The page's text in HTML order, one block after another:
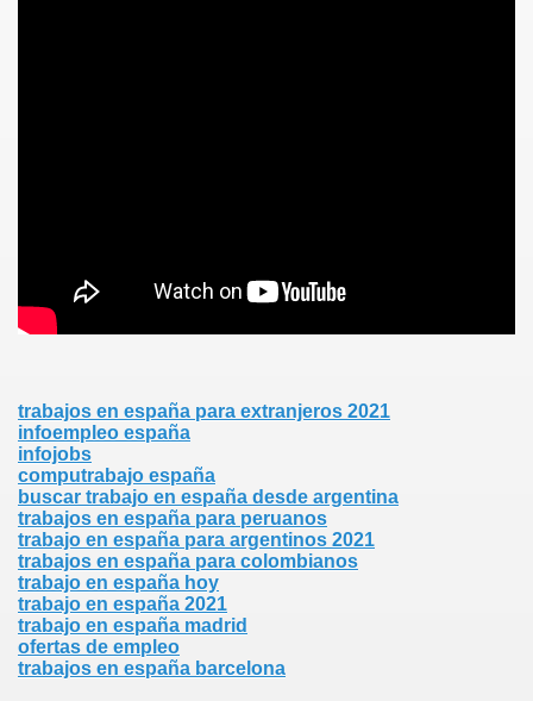
trabajos en españa para extranjeros 2021
infoempleo españa
infojobs
computrabajo españa
buscar trabajo en españa desde argentina
trabajos en españa para peruanos
trabajo en españa para argentinos 2021
trabajos en españa para colombianos
trabajo en españa hoy
trabajo en españa 2021
trabajo en españa madrid
ofertas de empleo
trabajos en españa barcelona